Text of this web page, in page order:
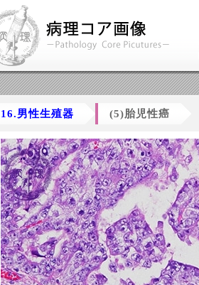
16.男性生殖器 (5)胎児性癌